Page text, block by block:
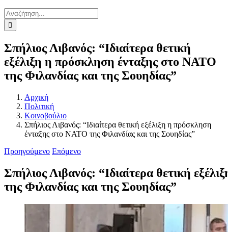
Αναζήτηση
για:
Σπήλιος Λιβανός: “Ιδιαίτερα θετική
εξέλιξη η πρόσκληση ένταξης στο ΝΑΤΟ
της Φιλανδίας και της Σουηδίας”
Αρχική
Πολιτική
Κοινοβούλιο
Σπήλιος Λιβανός: “Ιδιαίτερα θετική εξέλιξη η πρόσκληση
ένταξης στο ΝΑΤΟ της Φιλανδίας και της Σουηδίας”
Προηγούμενο Επόμενο
Σπήλιος Λιβανός: “Ιδιαίτερα θετική
της Φιλανδίας και της Σουηδίας”
Προβολή
μεγαλύτερης
εικόνας